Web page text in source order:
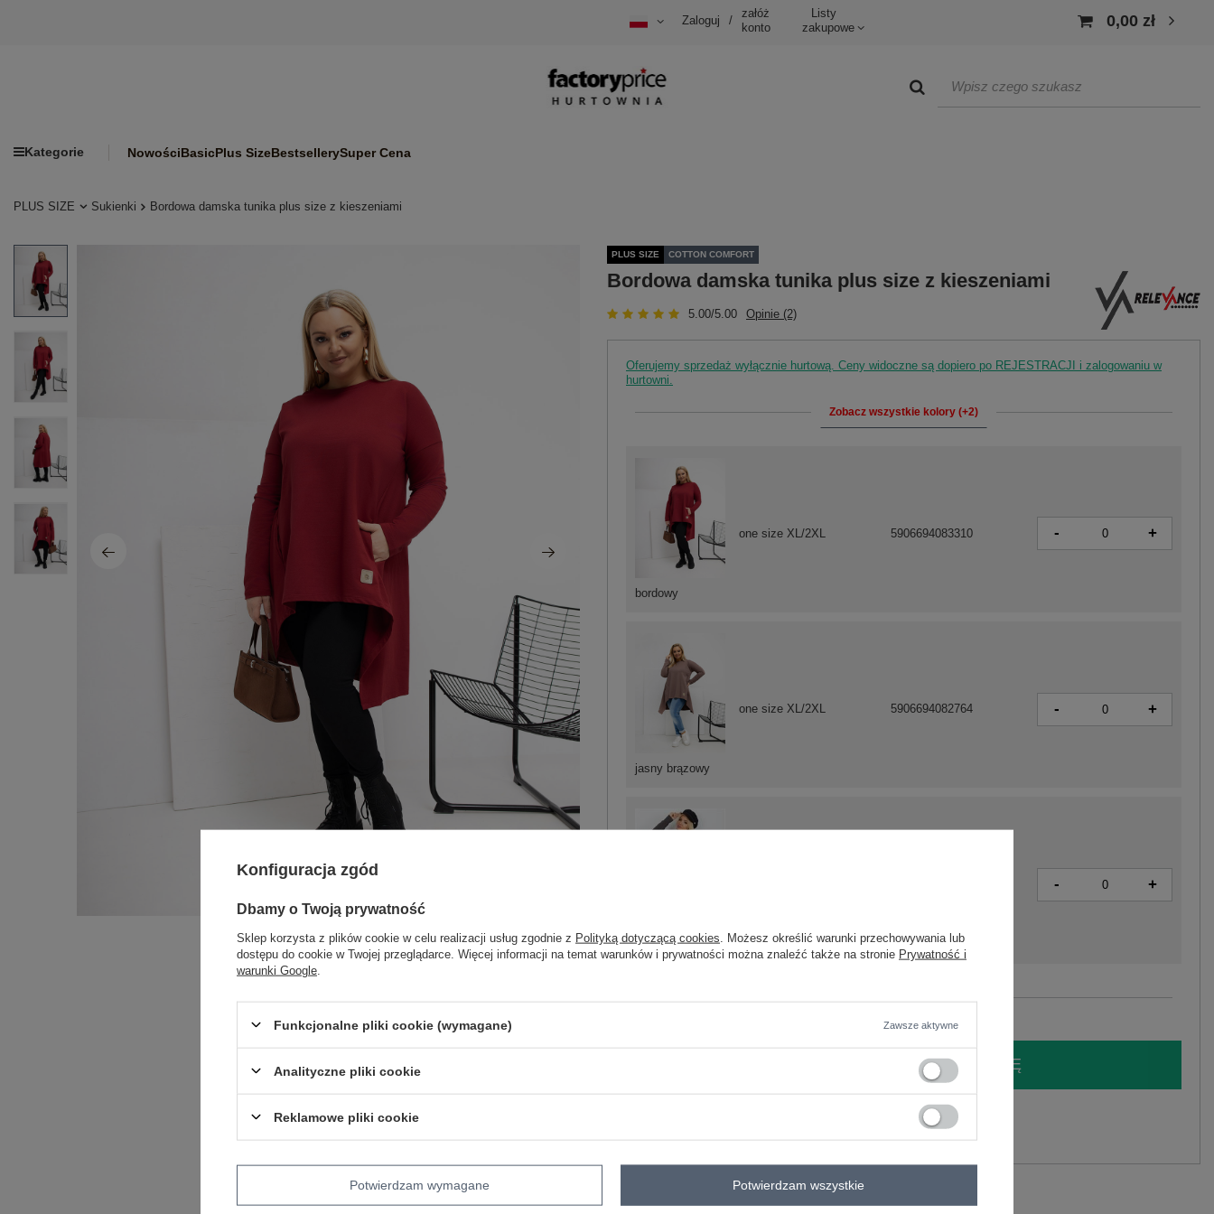
Zaloguj /
załóż
konto
Listy
zakupowe
0,00 zł
Kategorie NowościBasicPlus SizeBestsellerySuper Cena
PLUS SIZE Sukienki Bordowa damska tunika plus size z kieszeniami
PLUS SIZE COTTON COMFORT
Bordowa damska tunika plus size z kieszeniami
5.00/5.00 Opinie (2)
Oferujemy sprzedaż wyłącznie hurtową. Ceny widoczne są dopiero po REJESTRACJI i zalogowaniu w
hurtowni.
Zobacz wszystkie kolory (+2)
bordowy
one size XL/2XL 5906694083310 - +
jasny brązowy
one size XL/2XL 5906694082764 - +
grafitowy
- +
ZALOGUJ SIĘ I ZOBACZ CENĘ
skład materiału : 90% bawełna , 10% elastan
sposób prania : pranie w pralce w 30°C
Konfiguracja zgód
Dbamy o Twoją prywatność
Sklep korzysta z plików cookie w celu realizacji usług zgodnie z Polityką dotyczącą cookies . Możesz określić warunki przechowywania lub
dostępu do cookie w Twojej przeglądarce. Więcej informacji na temat warunków i prywatności można znaleźć także na stronie Prywatność i
warunki Google
Funkcjonalne pliki cookie (wymagane) Zawsze aktywne
Analityczne pliki cookie
Reklamowe pliki cookie
Potwierdzam wymagane Potwierdzam wszystkie